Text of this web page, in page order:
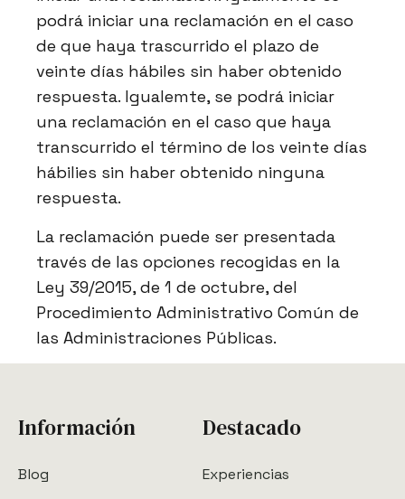
podrá iniciar una reclamación en el caso
de que haya trascurrido el plazo de
veinte días hábiles sin haber obtenido
respuesta. Igualemte, se podrá iniciar
una reclamación en el caso que haya
transcurrido el término de los veinte días
hábilies sin haber obtenido ninguna
respuesta.
La reclamación puede ser presentada
través de las opciones recogidas en la
Ley 39/2015, de 1 de octubre, del
Procedimiento Administrativo Común de
las Administraciones Públicas.
Información
Blog
Destacado
Experiencias